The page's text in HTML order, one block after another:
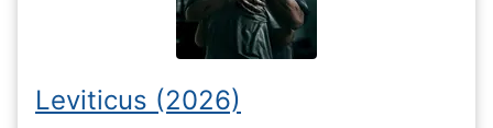
Leviticus (2026)